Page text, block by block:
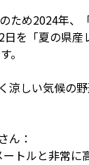
ため2024年、
日を「夏の県
。
涼しい気候の
ん：
ートルと非常に